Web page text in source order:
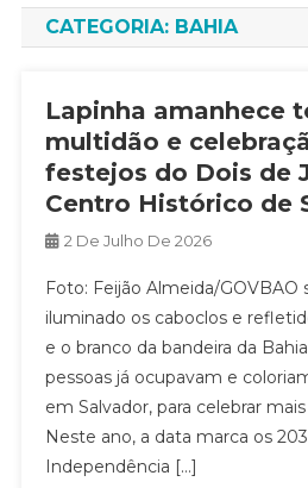
CATEGORIA: BAHIA
Lapinha amanhece
multidão e
festejos do Dois de
Centro Histórico de
2 De Julho De 2026
Foto: Feijão Almeida/GOVBAO
iluminado os caboclos e
e o branco da bandeira da
pessoas já ocupavam e
em Salvador, para celebrar
Neste ano, a data marca os
Independência […]